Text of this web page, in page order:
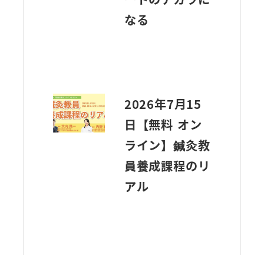
なる
2026年7月15
日【無料 オン
ライン】鍼灸教
員養成課程のリ
アル